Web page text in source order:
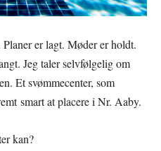
er lagt. Møder er holdt.
Jeg taler selvfølgelig om
Et svømmecenter, som
smart at placere i Nr. Aaby.
kan?